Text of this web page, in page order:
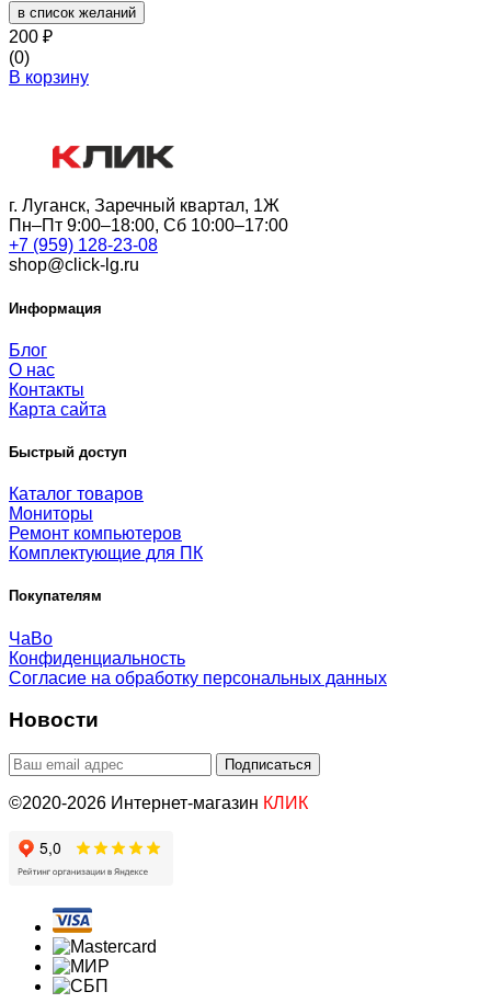
в список желаний
200 ₽
(0)
В корзину
г. Луганск, Заречный квартал, 1Ж
Пн–Пт 9:00–18:00, Сб 10:00–17:00
+7 (959) 128-23-08
shop@click-lg.ru
Информация
Блог
О нас
Контакты
Карта сайта
Быстрый доступ
Каталог товаров
Мониторы
Ремонт компьютеров
Комплектующие для ПК
Покупателям
ЧаВо
Конфиденциальность
Согласие на обработку персональных данных
Новости
©2020-2026 Интернет-магазин КЛИК